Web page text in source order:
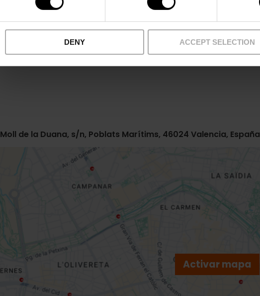
DENY ACCEPT SELECTION
de la Duana, s/n, Poblats Marítims, 46024 Valencia, España
Activar mapa